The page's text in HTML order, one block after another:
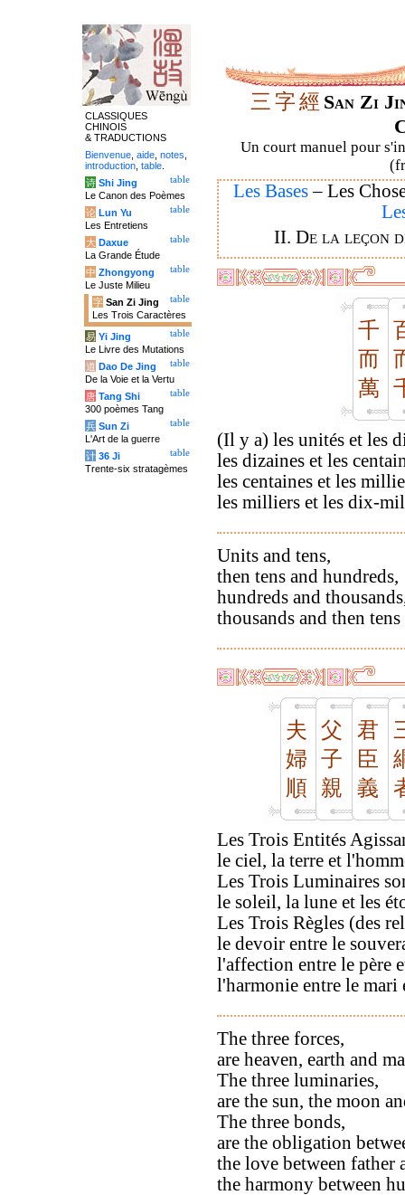
三 字經 San Zi
Un court manuel pour
Les Bases– Les
II. De la leçon
千
而
萬
(Il y a) les unités et les
les dizaines et les
les centaines et les
les milliers et les dix-
Units and tens,
then tens and hundreds,
hundreds and
thousands and then
夫
婦
順
父
子
親
君
臣
義
Les Trois Entités
le ciel, la terre et
Les Trois Luminaires
le soleil, la lune et les
Les Trois Règles (des
le devoir entre le
l'affection entre le père
l'harmonie entre le mari
The three forces,
are heaven, earth and
The three luminaries,
are the sun, the moon
The three bonds,
are the obligation
the love between father
the harmony between
CLASSIQUES
CHINOIS
& TRADUCTIONS
Bienvenue aide notes
introduction table
table
诗 Shi Jing
Le Canon des Poèmes
table
论 Lun Yu
Les Entretiens
table
大 Daxue
La Grande Étude
table
中 Zhongyong
Le Juste Milieu
table
字 San Zi Jing
Les Trois Caractères
table
易 Yi Jing
Le Livre des Mutations
table
道 Dao De Jing
De la Voie et la Vertu
table
唐 Tang Shi
300 poèmes Tang
table
兵 Sun Zi
L'Art de la guerre
table
计 36 Ji
Trente-six stratagèmes